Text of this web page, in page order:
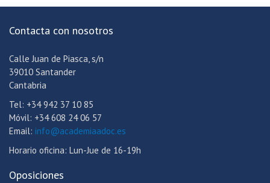
Contacta con nosotros
Calle Juan de Piasca, s/n
39010 Santander
Cantabria
Tel: +34 942 37 10 85
Móvil: +34 608 24 06 57
Email: info@academiaadoc.es
Horario oficina: Lun-Jue de 16-19h
Oposiciones